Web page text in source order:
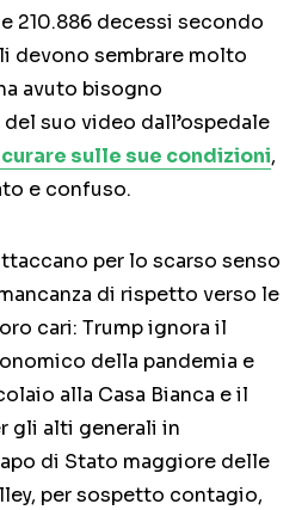
210.886 decessi secondo
devono sembrare molto
avuto bisogno
suo video dall’ospedale
sulle sue condizioni,
e confuso.
per lo scarso senso
di rispetto verso le
cari: Trump ignora il
della pandemia e
alla Casa Bianca e il
gli alti generali in
di Stato maggiore delle
per sospetto contagio,